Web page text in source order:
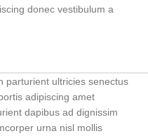
donec vestibulum a
parturient ultricies senectus
adipiscing amet
dapibus ad dignissim
urna nisl mollis